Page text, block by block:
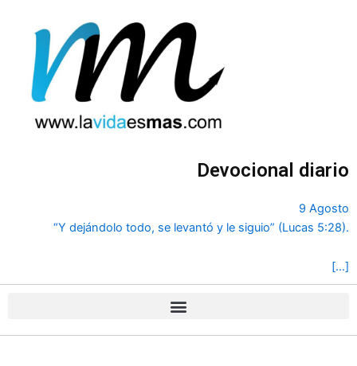
contenido
Devocional diario
9 Agosto
“Y dejándolo todo, se levantó y le siguio” (Lucas 5:28).
[…]